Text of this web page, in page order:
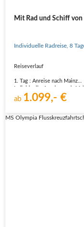
Mit Rad und Schiff
Individuelle Radreise,8
Reiseverlauf
1. Tag : Anreise nach Mainz
Sie der Kapitän und seine
2. Tag : Mainz - Nierstein -
ab 1.099,- €
MS Olympia